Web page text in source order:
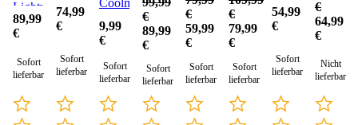
Lightweight
89,99
€
Sofort
lieferbar
74,99
€
Sofort
lieferbar
9,99
€
Sofort
lieferbar
€
89,99
€
Sofort
lieferbar
Zip
(Sale)
€
59,99
€
Sofort
lieferbar
(Sale)
€
79,99
€
Sofort
lieferbar
54,99
€
Sofort
lieferbar
€
64,99
€
Nicht
lieferbar